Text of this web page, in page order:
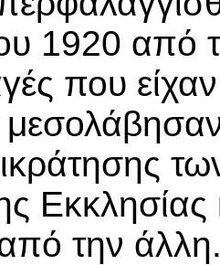
1920 από
που
Εκκλησίας
την